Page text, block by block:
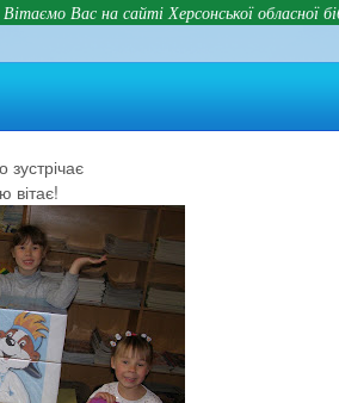
сайті Херсонської обласної бібліотеки
зустрічає
вітає!